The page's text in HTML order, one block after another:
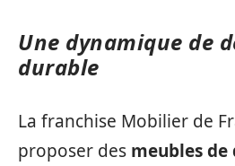
Une dynamique de
durable
La franchise Mobilier de
proposer des meubles